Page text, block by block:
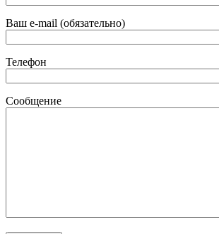
Ваш e-mail (обязательно)
Телефон
Сообщение